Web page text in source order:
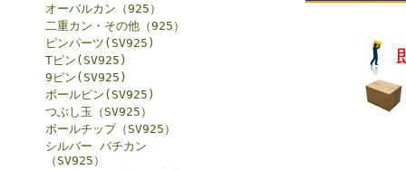
オーバルカン（925）
二重カン・その他（925）
ピンパーツ(SV925)
Tピン(SV925)
9ピン(SV925)
ボールピン(SV925)
つぶし玉（SV925）
ボールチップ（SV925）
シルバー バチカン
（SV925）